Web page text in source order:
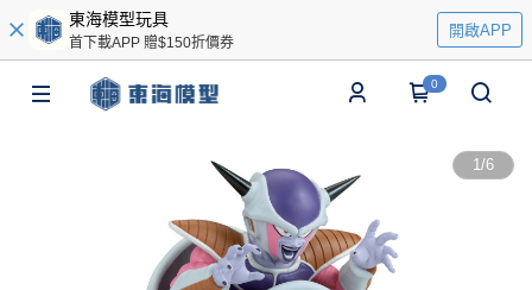
東海模型玩具
首下載APP 贈$150折價券
開啟APP
0
1/6